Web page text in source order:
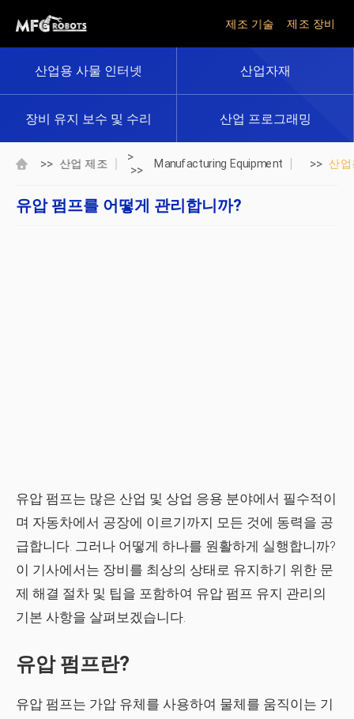
제조 기술 제조 장비
산업용 사물 인터넷 산업자재
장비 유지 보수 및 수리 산업 프로그래밍
>> 산업 제조
>
>>
Manufacturing Equipment >> 산업
유압 펌프를 어떻게 관리합니까?
유압 펌프는 많은 산업 및 상업 응용 분야에서 필수적이
며 자동차에서 공장에 이르기까지 모든 것에 동력을 공
급합니다. 그러나 어떻게 하나를 원활하게 실행합니까?
이 기사에서는 장비를 최상의 상태로 유지하기 위한 문
제 해결 절차 및 팁을 포함하여 유압 펌프 유지 관리의
기본 사항을 살펴보겠습니다.
유압 펌프란?
유압 펌프는 가압 유체를 사용하여 물체를 움직이는 기